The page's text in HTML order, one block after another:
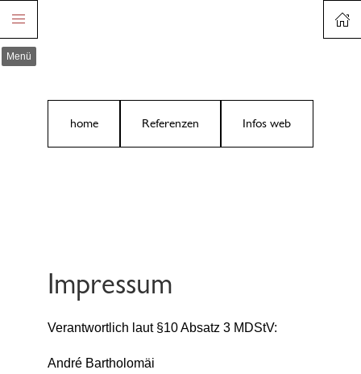
home Referenzen Infos web
Impressum
Verantwortlich laut §10 Absatz 3 MDStV:
André Bartholomäi
Menü